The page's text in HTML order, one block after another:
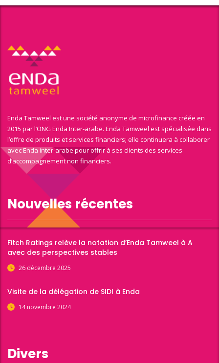
Enda Tamweel est une société anonyme de microfinance créée en
2015 par l’ONG Enda Inter-arabe. Enda Tamweel est spécialisée dans
l’offre de produits et services financiers; elle continuera à collaborer
avec Enda inter-arabe pour offrir à ses clients des services
d’accompagnement non financiers.
Nouvelles récentes
Fitch Ratings relève la notation d’Enda Tamweel à A
avec des perspectives stables
26 décembre 2025
Visite de la délégation de SIDI à Enda
14 novembre 2024
Divers